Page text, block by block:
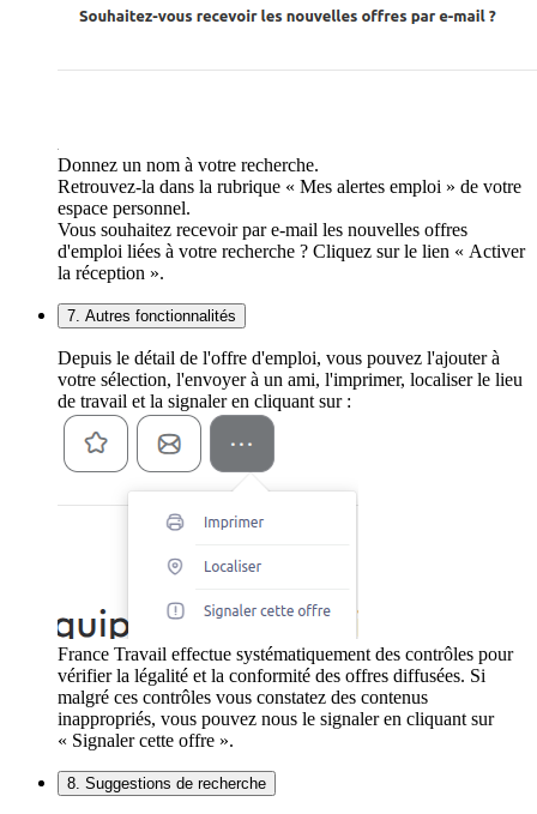
Donnez un nom à votre recherche.
Retrouvez-la dans la rubrique « Mes alertes emploi » de votre
espace personnel.
Vous souhaitez recevoir par e-mail les nouvelles offres
d'emploi liées à votre recherche ? Cliquez sur le lien « Activer
la réception ».
7. Autres fonctionnalités
Depuis le détail de l'offre d'emploi, vous pouvez l'ajouter à
votre sélection, l'envoyer à un ami, l'imprimer, localiser le lieu
de travail et la signaler en cliquant sur :
France Travail effectue systématiquement des contrôles pour
vérifier la légalité et la conformité des offres diffusées. Si
malgré ces contrôles vous constatez des contenus
inappropriés, vous pouvez nous le signaler en cliquant sur
« Signaler cette offre ».
8. Suggestions de recherche